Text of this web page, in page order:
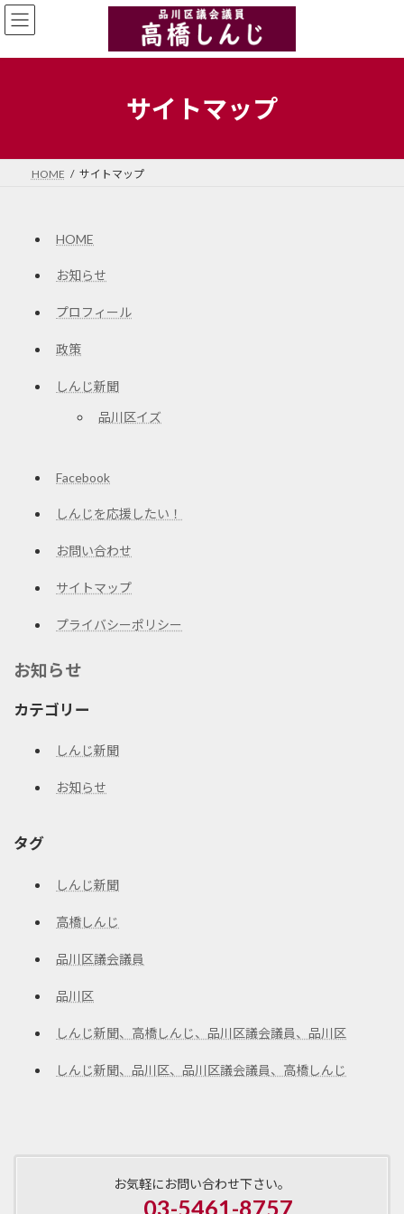
コ
ン
ン
ナ
ビ
ー
サイトマップ
HOME サイトマップ
HOME
お知らせ
プロフィール
政策
しんじ新聞
品川区イズ
Facebook
しんじを応援したい！
お問い合わせ
サイトマップ
プライバシーポリシー
お知らせ
カテゴリー
しんじ新聞
お知らせ
タグ
しんじ新聞
高橋しんじ
品川区議会議員
品川区
しんじ新聞、高橋しんじ、品川区議会議員、品川区
しんじ新聞、品川区、品川区議会議員、高橋しんじ
お気軽にお問い合わせ下さい。
03-5461-8757